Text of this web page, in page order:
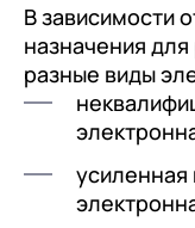
В зависимости
назначения
разные виды
усиленная